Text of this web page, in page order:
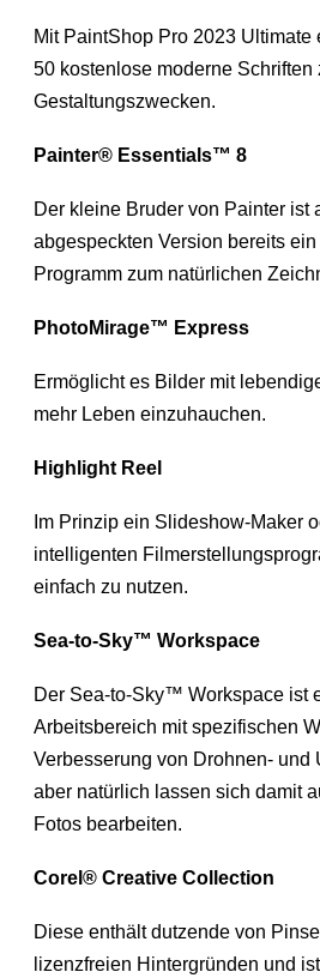
Mit PaintShop Pro 2023 Ultimate
50 kostenlose moderne Schriften
Gestaltungszwecken.
Painter® Essentials™ 8
Der kleine Bruder von Painter ist
abgespeckten Version bereits
Programm zum natürlichen
PhotoMirage™ Express
Ermöglicht es Bilder mit
mehr Leben einzuhauchen.
Highlight Reel
Im Prinzip ein Slideshow-Maker
intelligenten
einfach zu nutzen.
Sea-to-Sky™ Workspace
Der Sea-to-Sky™ Workspace ist
Arbeitsbereich mit spezifischen
Verbesserung von Drohnen- und
aber natürlich lassen sich damit
Fotos bearbeiten.
Corel® Creative Collection
Diese enthält dutzende von
lizenzfreien Hintergründen und